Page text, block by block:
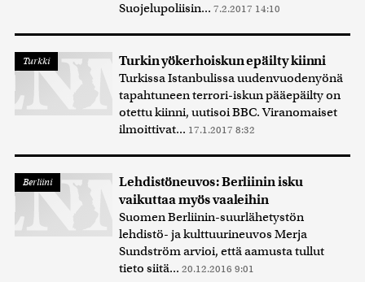
Suojelupoliisin... 7.2.2017 14:10
Turkki Turkin yökerhoiskun epäilty kiinni
Turkissa Istanbulissa uudenvuodenyönä
tapahtuneen terrori-iskun pääepäilty on
otettu kiinni, uutisoi BBC. Viranomaiset
ilmoittivat... 17.1.2017 8:32
Berliini
Lehdistöneuvos: Berliinin isku
vaikuttaa myös vaaleihin
Suomen Berliinin-suurlähetystön
lehdistö- ja kulttuurineuvos Merja
Sundström arvioi, että aamusta tullut
tieto siitä... 20.12.2016 9:01